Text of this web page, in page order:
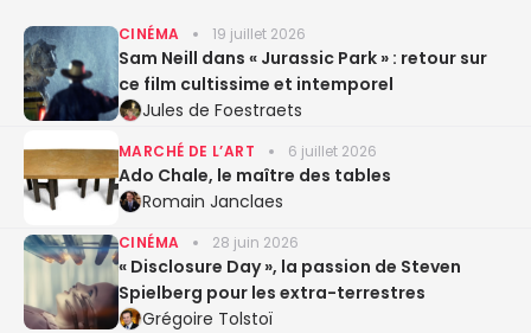
CINÉMA 19 juillet 2026
Sam Neill dans « Jurassic Park » : retour sur
ce film cultissime et intemporel
Jules de Foestraets
MARCHÉ DE L’ART 6 juillet 2026
Ado Chale, le maître des tables
Romain Janclaes
CINÉMA 28 juin 2026
« Disclosure Day », la passion de Steven
Spielberg pour les extra-terrestres
Grégoire Tolstoï